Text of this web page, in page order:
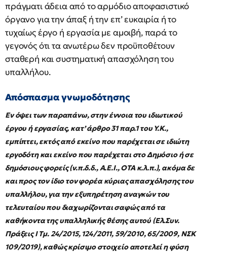
πράγματι άδεια από το αρμόδιο αποφασιστικό
όργανο για την άπαξ ή την επ’ ευκαιρία ή το
τυχαίως έργο ή εργασία με αμοιβή, παρά το
γεγονός ότι τα ανωτέρω δεν προϋποθέτουν
σταθερή και συστηματική απασχόληση του
υπαλλήλου.
Απόσπασμα γνωμοδότησης
Εν όψει των παραπάνω, στην έννοια του ιδιωτικού
έργου ή εργασίας, κατ’ άρθρο 31 παρ.1 του Υ.Κ.,
εμπίπτει, εκτός από εκείνο που παρέχεται σε ιδιώτη
εργοδότη και εκείνο που παρέχεται στο Δημόσιο ή σε
δημόσιους φορείς (ν.π.δ.δ., Α.Ε.Ι., ΟΤΑ κ.λ.π.), ακόμα δε
και προς τον ίδιο τον φορέα κύριας απασχόλησης του
υπαλλήλου, για την εξυπηρέτηση αναγκών του
τελευταίου που διαχωρίζονται σαφώς από τα
καθήκοντα της υπαλληλικής θέσης αυτού (Ελ.Συν.
Πράξεις I Τμ. 24/2015, 124/2011, 59/2010, 65/2009, ΝΣΚ
109/2019), καθώς κρίσιμο στοιχείο αποτελεί η φύση